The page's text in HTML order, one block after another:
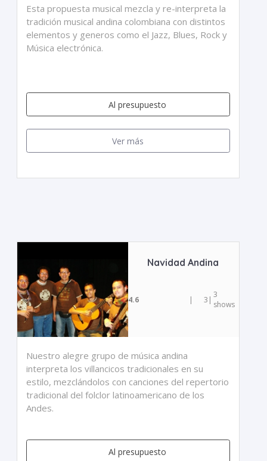
Esta propuesta musical mezcla y re-interpreta la
tradición musical andina colombiana con distintos
elementos y generos como el Jazz, Blues, Rock y
Música electrónica.
Al presupuesto
Ver más
Navidad Andina
4.6 | 3 | 3
shows
Nuestro alegre grupo de música andina
interpreta los villancicos tradicionales en su
estilo, mezclándolos con canciones del repertorio
tradicional del folclor latinoamericano de los
Andes.
Al presupuesto